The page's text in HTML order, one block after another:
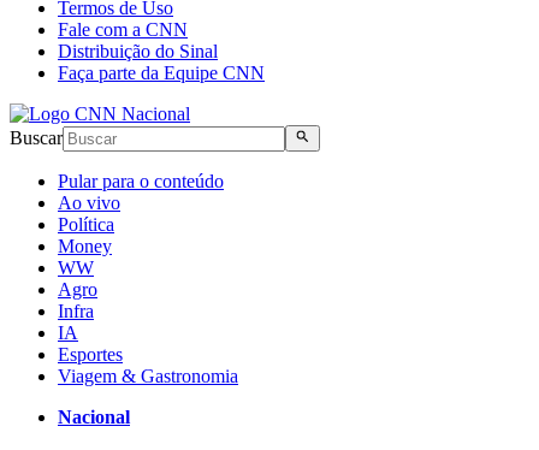
Termos de Uso
Fale com a CNN
Distribuição do Sinal
Faça parte da Equipe CNN
Buscar
Pular para o conteúdo
Ao vivo
Política
Money
WW
Agro
Infra
IA
Esportes
Viagem & Gastronomia
Nacional